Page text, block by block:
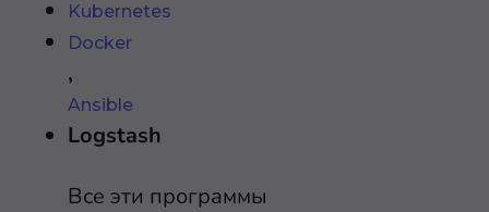
Kubernetes
Docker
,
Ansible
Logstash
Все эти программы